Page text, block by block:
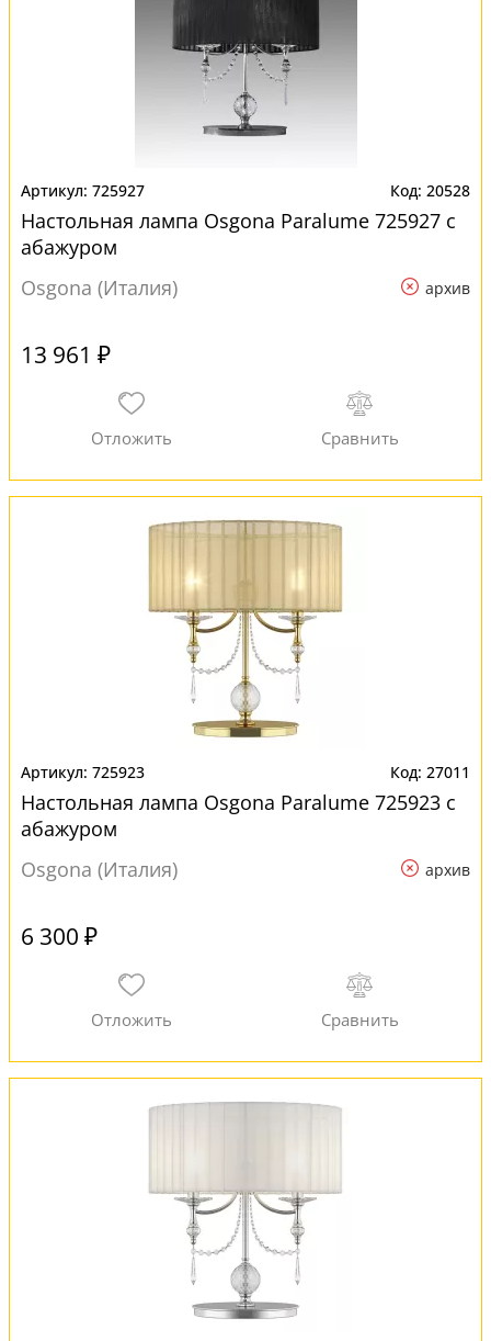
725927 20528
Настольная лампа Osgona Paralume 725927 с
абажуром
Osgona (Италия)
архив
13 961 ₽
725923 27011
Настольная лампа Osgona Paralume 725923 с
абажуром
Osgona (Италия)
архив
6 300 ₽